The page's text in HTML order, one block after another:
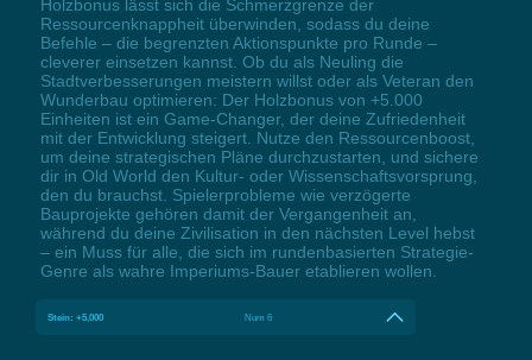
Holzbonus lässt sich die Schmerzgrenze der
Ressourcenknappheit überwinden, sodass du deine
Befehle – die begrenzten Aktionspunkte pro Runde –
cleverer einsetzen kannst. Ob du als Neuling die
Stadtverbesserungen meistern willst oder als Veteran den
Wunderbau optimieren: Der Holzbonus von +5.000
Einheiten ist ein Game-Changer, der deine Zufriedenheit
mit der Entwicklung steigert. Nutze den Ressourcenboost,
um deine strategischen Pläne durchzustarten, und sichere
dir in Old World den Kultur- oder Wissenschaftsvorsprung,
den du brauchst. Spielerprobleme wie verzögerte
Bauprojekte gehören damit der Vergangenheit an,
während du deine Zivilisation in den nächsten Level hebst
– ein Muss für alle, die sich im rundenbasierten Strategie-
Genre als wahre Imperiums-Bauer etablieren wollen.
Stein: +5,000 Num 6